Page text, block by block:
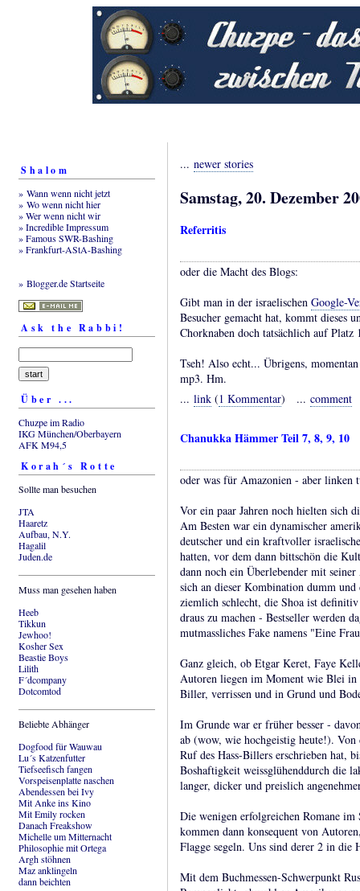
Shalom
» Wann wenn nicht jetzt
» Wo wenn nicht hier
» Wer wenn nicht wir
» Incredible Impressum
» Famous SWR-Bashing
» Frankfurt-AStA-Bashing
» Blogger.de Startseite
Ask the Rabbi!
Über ...
Chuzpe im Radio
IKG München/Oberbayern
AFK M94,5
Korah´s Rotte
Sollte man besuchen
JTA
Haaretz
Aufbau, N.Y.
Hagalil
Juden.de
Muss man gesehen haben
Heeb
Tikkun
Jewhoo!
Kosher Sex
Beastie Boys
Lilith
F´dcompany
Dotcomtod
Beliebte Abhänger
Dogfood für Wauwau
Lu´s Katzenfutter
Tiefseefisch fangen
Vorspeisenplatte naschen
Abendessen bei Ivy
Mit Anke ins Kino
Mit Emily rocken
Danach Freakshow
Michelle um Mitternacht
Philosophie mit Ortega
Argh stöhnen
Maz anklingeln
dann beichten
... newer stories
Samstag, 20. Dezember
Referritis
oder die Macht des Blogs:
Gibt man in der israelischen Google-
Besucher gemacht hat, kommt dieses
Chorknaben doch tatsächlich auf Platz
Tseh! Also echt... Übrigens,
mp3. Hm.
... link (1 Kommentar) ... comment
Chanukka Hämmer Teil 7, 8, 9, 10
oder was für Amazonien - aber linken
Vor ein paar Jahren noch hielten sich
Am Besten war ein dynamischer
deutscher und ein kraftvoller
hatten, vor dem dann bittschön die
dann noch ein Überlebender mit
sich an dieser Kombination dumm
ziemlich schlecht, die Shoa ist
draus zu machen - Bestseller werden
mutmassliches Fake namens "Eine
Ganz gleich, ob Etgar Keret, Faye
Autoren liegen im Moment wie Blei in
Biller, verrissen und in Grund und
Im Grunde war er früher besser -
ab (wow, wie hochgeistig heute!).
Ruf des Hass-Billers erschrieben hat,
Boshaftigkeit weissglühenddurch die
langer, dicker und preislich
Die wenigen erfolgreichen Romane
kommen dann konsequent von
Flagge segeln. Uns sind derer 2 in die
Mit dem Buchmessen-Schwerpunkt